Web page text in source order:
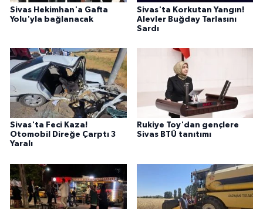
Sivas Hekimhan'a Gafta
Yolu'yla bağlanacak
Sivas'ta Korkutan Yangın!
Alevler Buğday Tarlasını
Sardı
Sivas'ta Feci Kaza!
Otomobil Direğe Çarptı 3
Yaralı
Rukiye Toy'dan gençlere
Sivas BTÜ tanıtımı